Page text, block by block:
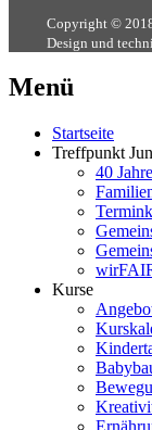
Copyright ©
Design und
Menü
Startseite
Treffpunkt
40
Kurse